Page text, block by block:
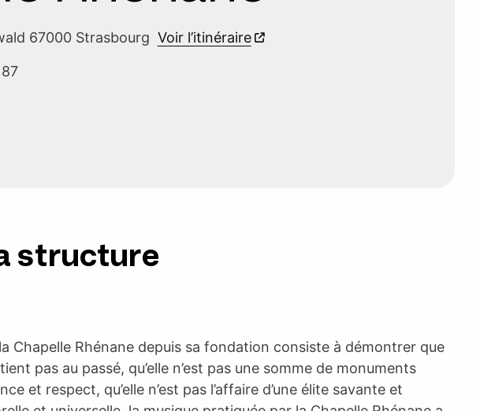
67000 Strasbourg Voir l’itinéraire
structure
Chapelle Rhénane depuis sa fondation consiste à démontrer que
pas au passé, qu’elle n’est pas une somme de monuments
et respect, qu’elle n’est pas l’affaire d’une élite savante et